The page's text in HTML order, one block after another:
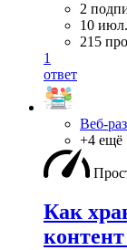
2
10 июл.
215
1
ответ
Веб-
+4 ещё
Как